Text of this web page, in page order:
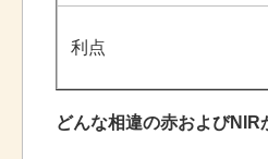
利点
どんな相違の赤およびNIR